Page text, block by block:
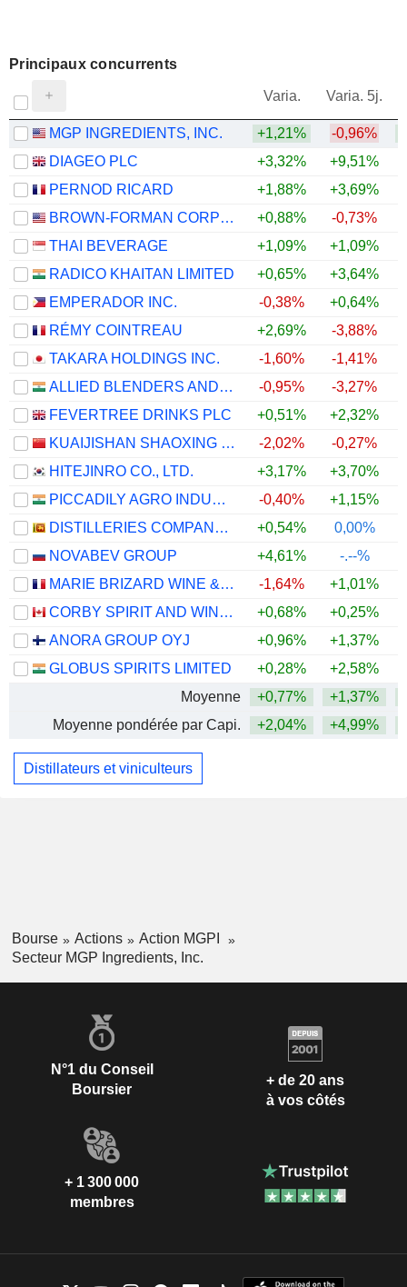
Principaux concurrents
Varia. Varia. 5j.
MGP INGREDIENTS, INC.
+1,21% -0,96%
DIAGEO PLC
+3,32% +9,51%
PERNOD RICARD
+1,88% +3,69%
BROWN-FORMAN CORPORATION
+0,88% -0,73%
THAI BEVERAGE
+1,09% +1,09%
RADICO KHAITAN LIMITED
+0,65% +3,64%
EMPERADOR INC.
-0,38% +0,64%
RÉMY COINTREAU
+2,69% -3,88%
TAKARA HOLDINGS INC.
-1,60% -1,41%
ALLIED BLENDERS AND DISTILLERS LIMITED
-0,95% -3,27%
FEVERTREE DRINKS PLC
+0,51% +2,32%
KUAIJISHAN SHAOXING RICE WINE CO., LTD.
-2,02% -0,27%
HITEJINRO CO., LTD.
+3,17% +3,70%
PICCADILY AGRO INDUSTRIES LIMITED
-0,40% +1,15%
DISTILLERIES COMPANY OF SRI LANKA PLC
+0,54% 0,00%
NOVABEV GROUP
+4,61%
-.--%
MARIE BRIZARD WINE & SPIRITS
-1,64% +1,01%
CORBY SPIRIT AND WINE LIMITED
+0,68% +0,25%
ANORA GROUP OYJ
+0,96% +1,37%
GLOBUS SPIRITS LIMITED
+0,28% +2,58%
Moyenne
+0,77% +1,37%
Moyenne pondérée par Capi.
+2,04% +4,99%
Distillateurs et viniculteurs
Bourse Actions
Action MGPI
Secteur MGP Ingredients, Inc.
N°1 du Conseil
Boursier
+ de 20 ans
à vos côtés
+ 1 300 000
membres